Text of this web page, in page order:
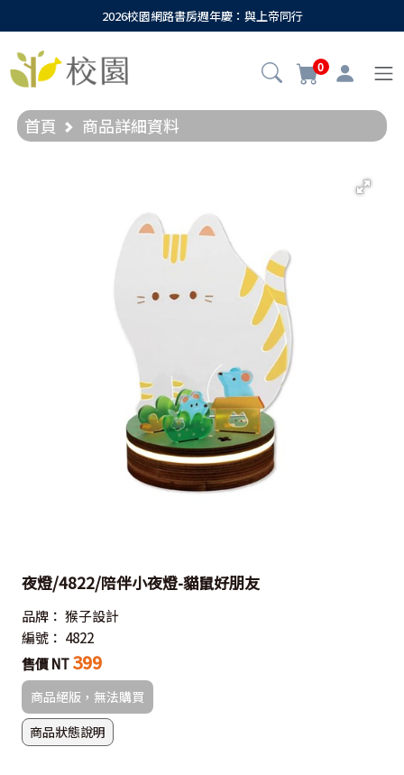
2026校園網路書房週年慶：與上帝同行
0
首頁 商品詳細資料
夜燈/4822/陪伴小夜燈-貓鼠好朋友
品牌： 猴子設計
編號： 4822
售價 NT 399
商品絕版，無法購買
商品狀態說明